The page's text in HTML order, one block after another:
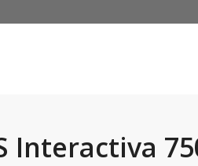
Interactiva